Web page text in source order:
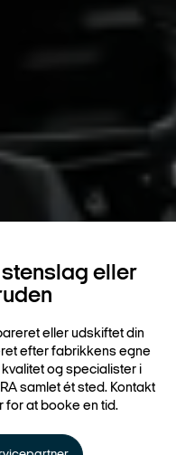
eller
eller udskiftet din
efter fabrikkens egne
og specialister i
samlet ét sted. Kontakt
at booke en tid.